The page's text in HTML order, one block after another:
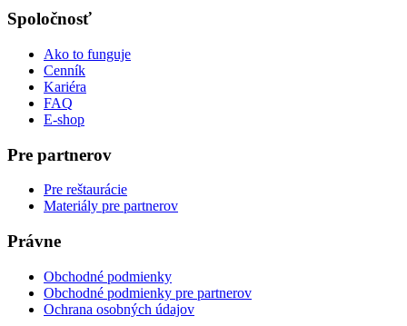
Spoločnosť
Ako to funguje
Cenník
Kariéra
FAQ
E-shop
Pre partnerov
Pre reštaurácie
Materiály pre partnerov
Právne
Obchodné podmienky
Obchodné podmienky pre partnerov
Ochrana osobných údajov